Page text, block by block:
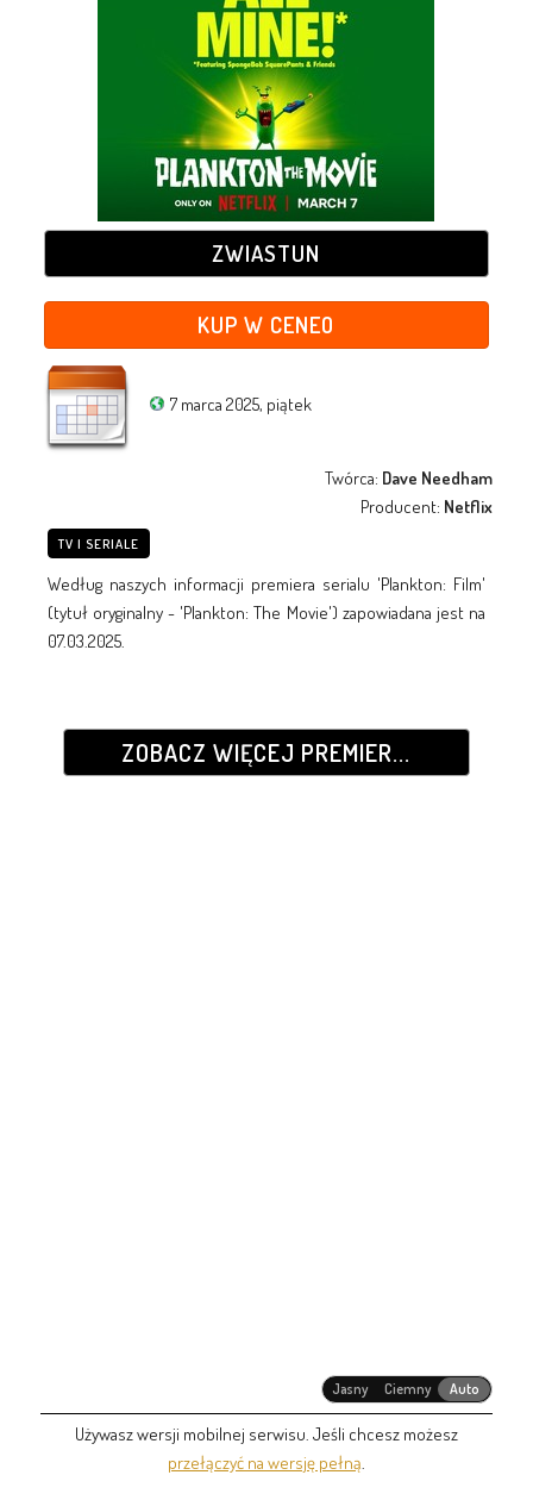
ZWIASTUN
KUP W CENEO
7 marca 2025, piątek
Twórca: Dave Needham
Producent: Netflix
TV I SERIALE
Według naszych informacji premiera serialu 'Plankton: Film'
(tytuł oryginalny - 'Plankton: The Movie') zapowiadana jest na
07.03.2025.
ZOBACZ WIĘCEJ PREMIER...
Jasny Ciemny Auto
Używasz wersji mobilnej serwisu. Jeśli chcesz możesz
przełączyć na wersję pełną